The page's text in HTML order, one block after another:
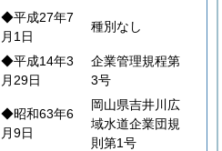
◆平成27年7
月1日
種別なし
◆平成14年3
月29日
企業管理規程第
3号
◆昭和63年6
月9日
岡山県吉井川広
域水道企業団規
則第1号